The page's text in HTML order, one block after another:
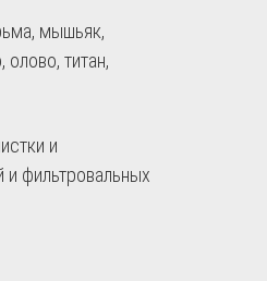
мышьяк,
титан,
и
фильтровальных